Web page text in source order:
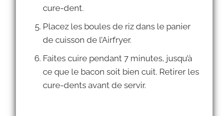
cure-dent.
Placez les boules de riz dans le panier
de cuisson de l’Airfryer.
Faites cuire pendant 7 minutes, jusqu’à
ce que le bacon soit bien cuit. Retirer les
cure-dents avant de servir.